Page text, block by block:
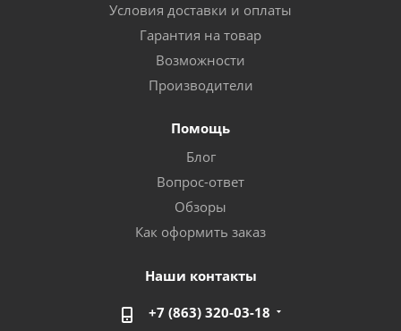
Условия доставки и оплаты
Гарантия на товар
Возможности
Производители
Помощь
Блог
Вопрос-ответ
Обзоры
Как оформить заказ
Наши контакты
+7 (863) 320-03-18